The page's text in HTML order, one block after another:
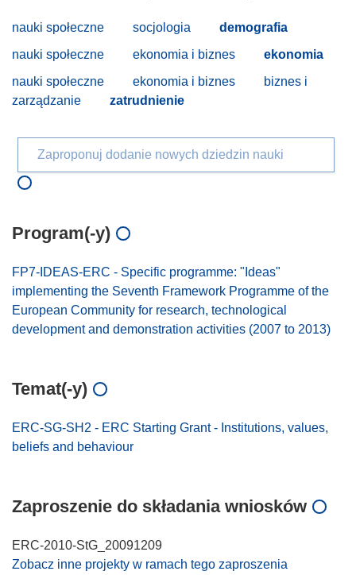
nauki społeczne socjologia
demografia
nauki społeczne
ekonomia i biznes
ekonomia
nauki społeczne
ekonomia i biznes
biznes i
zarządzanie
zatrudnienie
Zaproponuj dodanie nowych dziedzin nauki
Program(-y)
FP7-IDEAS-ERC - Specific programme: "Ideas"
implementing the Seventh Framework Programme of the
European Community for research, technological
development and demonstration activities (2007 to 2013)
Temat(-y)
ERC-SG-SH2 - ERC Starting Grant - Institutions, values,
beliefs and behaviour
Zaproszenie do składania wniosków
ERC-2010-StG_20091209
Zobacz inne projekty w ramach tego zaproszenia